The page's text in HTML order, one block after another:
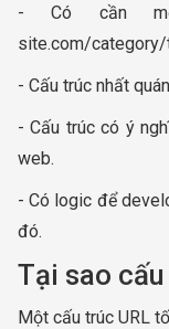
- Có cần
site.com/
- Cấu trúc nhất
- Cấu trúc có ý
web.
- Có logic để
đó.
Tại sao
Một cấu trúc URL